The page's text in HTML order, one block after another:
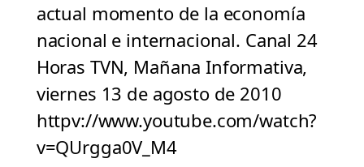
actual momento de la economía
nacional e internacional. Canal 24
Horas TVN, Mañana Informativa,
viernes 13 de agosto de 2010
httpv://www.youtube.com/watch?
v=QUrgga0V_M4